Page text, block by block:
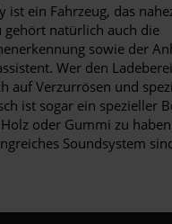
ist ein Fahrzeug, das
gehört natürlich auch die
sowie der
Wer den
auf Verzurrösen und
ist sogar ein spezieller
oder Gummi zu
Soundsystem